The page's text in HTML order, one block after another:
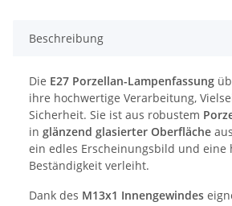
Beschreibung
Die E27 Porzellan-Lampenfassung
ihre hochwertige Verarbeitung,
Sicherheit. Sie ist aus robustem
in glänzend glasierter Oberfläche
ein edles Erscheinungsbild und eine
Beständigkeit verleiht.
Dank des M13x1 Innengewindes